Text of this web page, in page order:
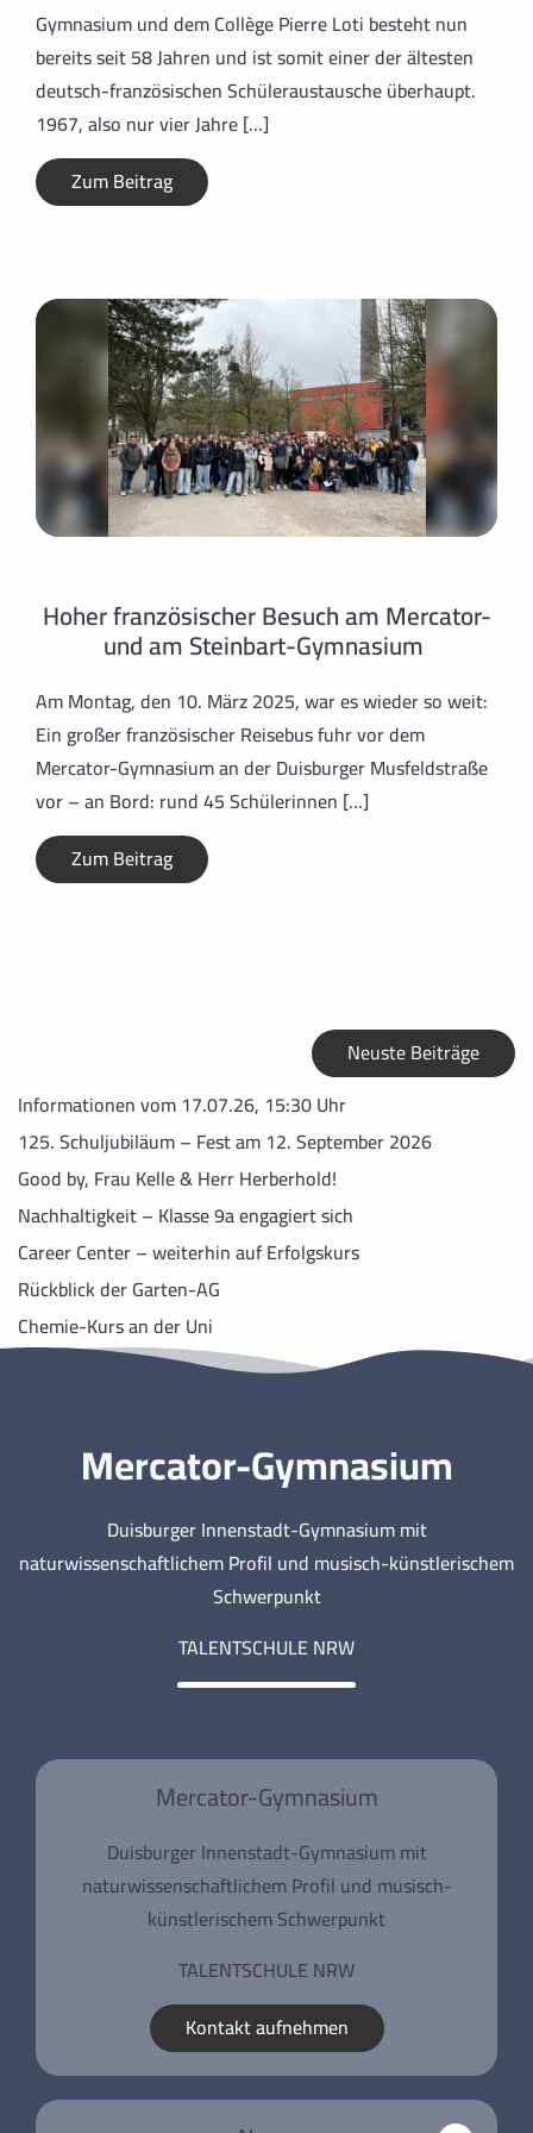
Gymnasium und dem Collège Pierre Loti besteht nun
bereits seit 58 Jahren und ist somit einer der ältesten
deutsch-französischen Schüleraustausche überhaupt.
1967, also nur vier Jahre […]
Zum Beitrag
Hoher französischer Besuch am Mercator-
und am Steinbart-Gymnasium
Am Montag, den 10. März 2025, war es wieder so weit:
Ein großer französischer Reisebus fuhr vor dem
Mercator-Gymnasium an der Duisburger Musfeldstraße
vor – an Bord: rund 45 Schülerinnen […]
Zum Beitrag
Neuste Beiträge
Informationen vom 17.07.26, 15:30 Uhr
125. Schuljubiläum – Fest am 12. September 2026
Good by, Frau Kelle & Herr Herberhold!
Nachhaltigkeit – Klasse 9a engagiert sich
Career Center – weiterhin auf Erfolgskurs
Rückblick der Garten-AG
Chemie-Kurs an der Uni
Mercator-Gymnasium
Duisburger Innenstadt-Gymnasium mit
naturwissenschaftlichem Profil und musisch-künstlerischem
Schwerpunkt
TALENTSCHULE NRW
Mercator-Gymnasium
Duisburger Innenstadt-Gymnasium mit
naturwissenschaftlichem Profil und musisch-
künstlerischem Schwerpunkt
TALENTSCHULE NRW
Kontakt aufnehmen